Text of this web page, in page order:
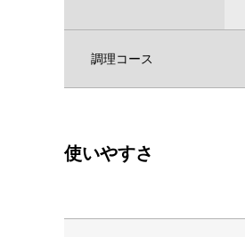
調理コース
使いやすさ